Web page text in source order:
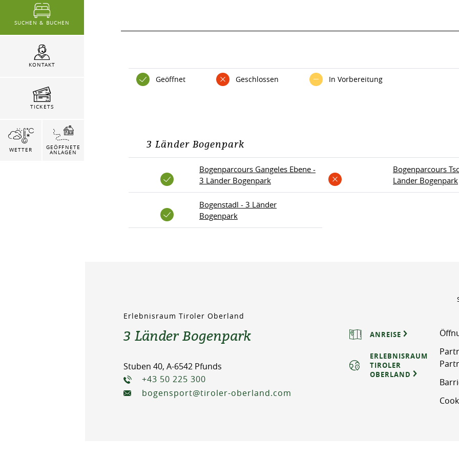
SUCHEN & BUCHEN
KONTAKT
TICKETS
WETTER GEÖFFNETE
ANLAGEN
Geöffnet Geschlossen In Vorbereitung
3 Länder Bogenpark
Bogenparcours Gangeles Ebene -
3 Länder Bogenpark
Bogenparcours
Länder Bogenpark
Bogenstadl - 3 Länder
Bogenpark
Erlebnisraum Tiroler Oberland
3 Länder Bogenpark
Stuben 40, A-6542 Pfunds
+43 50 225 300
bogensport@tiroler-oberland.com
ANREISE
ERLEBNISRAUM
TIROLER
OBERLAND